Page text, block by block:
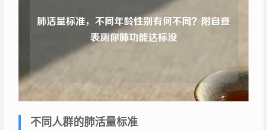
不同人群的肺活量标准